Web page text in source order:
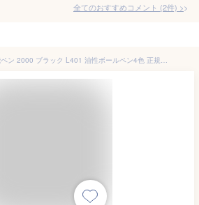
全てのおすすめコメント (2件) >
LAMY ラミー 多機能ペン 2000 ブラック L401 油性ボールペン4色 正規輸入品